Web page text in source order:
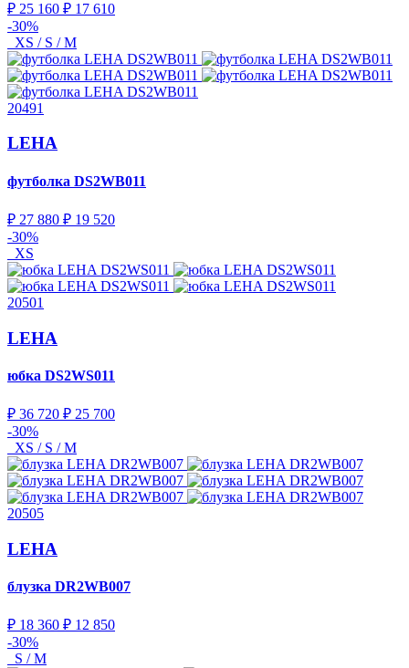
₽ 25 160 ₽ 17 610
-30%
XS / S / M
20491
LEHA
футболка DS2WB011
₽ 27 880 ₽ 19 520
-30%
XS
20501
LEHA
юбка DS2WS011
₽ 36 720 ₽ 25 700
-30%
XS / S / M
20505
LEHA
блузка DR2WB007
₽ 18 360 ₽ 12 850
-30%
S / M